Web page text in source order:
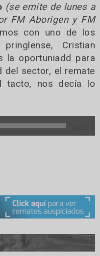
(se emite de lunes a
FM Aborigen y FM
con uno de los
Cristian
la oportuniadd para
del sector, el remate
tacto, nos decía lo